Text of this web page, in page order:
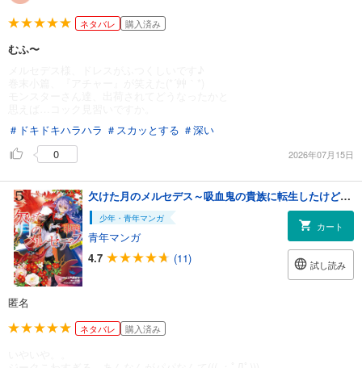
ネタバレ 購入済み
むふ〜
＃ドキドキハラハラ ＃スカッとする ＃深い
0
2026年07月15日
欠けた月のメルセデス～吸血鬼の貴族に転生したけど捨てられそうなのでダンジョンを制覇する～@COMIC 第5巻【電子書籍限定描き下ろしマンガ付き】
少年・青年マンガ
青年マンガ
4.7
(11)
カート
試し読み
匿名
ネタバレ 購入済み